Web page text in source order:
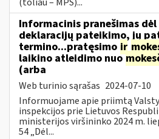
Informacinis pranešimas dėl
deklaracijų pateikimo, jų
termino...pratęsimo ir
laikino atleidimo nuo
(arba
Web turinio sąrašas 2024-07-10
Informuojame apie priimtą
inspekcijos prie Lietuvos
ministerijos viršininko 2024 m.
54 „Dėl...